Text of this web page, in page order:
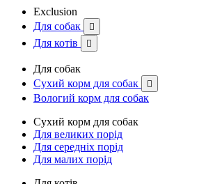
Exclusion
Для собак

Для котів 
Для собак
Сухий корм для собак

Вологий корм для собак
Сухий корм для собак
Для великих порід
Для середніх порід
Для малих порід